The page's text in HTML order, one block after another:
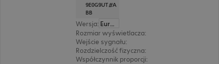
9E0G9UT#A
BB
Wersja:
Europa
Rozmiar wyświetlacza:
Wejście sygnału:
Rozdzielczość fizyczna:
Współczynnik proporcji: